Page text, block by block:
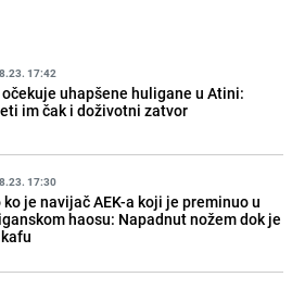
17:42
očekuje uhapšene huligane u Atini:
im čak i doživotni zatvor
17:30
ko je navijač AEK-a koji je preminuo u
haosu: Napadnut nožem dok je